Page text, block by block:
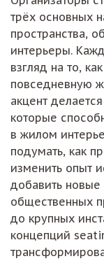
трёх основных
пространства,
интерьеры.
взгляд на то,
повседневную
акцент
которые
в жилом
подумать, как
изменить опыт
добавить
общественных
до крупных
концепций